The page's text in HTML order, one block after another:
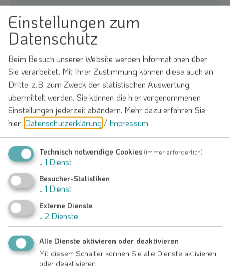
E-Mail*
Betreff*
Nachricht*
Ich habe dieDatenschutzerklärung gelesenund bin
damit einverstanden.*
Einstellungen zum
Datenschutz
Beim Besuch unserer Website werden Informationen über
Sie verarbeitet. Mit Ihrer Zustimmung können diese auch an
Dritte, z.B. zum Zweck der statistischen Auswertung,
übermittelt werden. Sie können die hier vorgenommenen
Einstellungen jederzeit abändern. Mehr dazu erfahren Sie
hier: Datenschutzerklärung/ Impressum.
Technisch notwendige Cookies (immer erforderlich)
↓ 1 Dienst
Besucher-Statistiken
↓ 1 Dienst
Externe Dienste
↓ 2 Dienste
Alle Dienste aktivieren oder deaktivieren
Mit diesem Schalter können Sie alle Dienste aktivieren
oder deaktivieren.